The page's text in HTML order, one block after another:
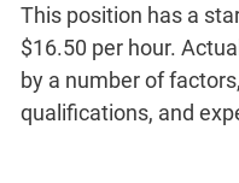
This position has a
$16.50 per hour.
by a number of
qualifications, and